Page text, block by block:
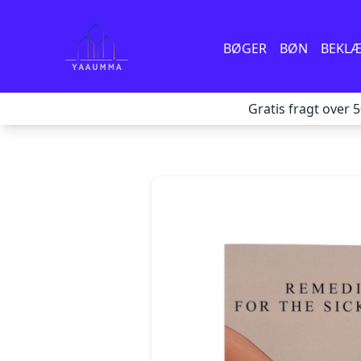
BØGER BØN
Gratis fragt over